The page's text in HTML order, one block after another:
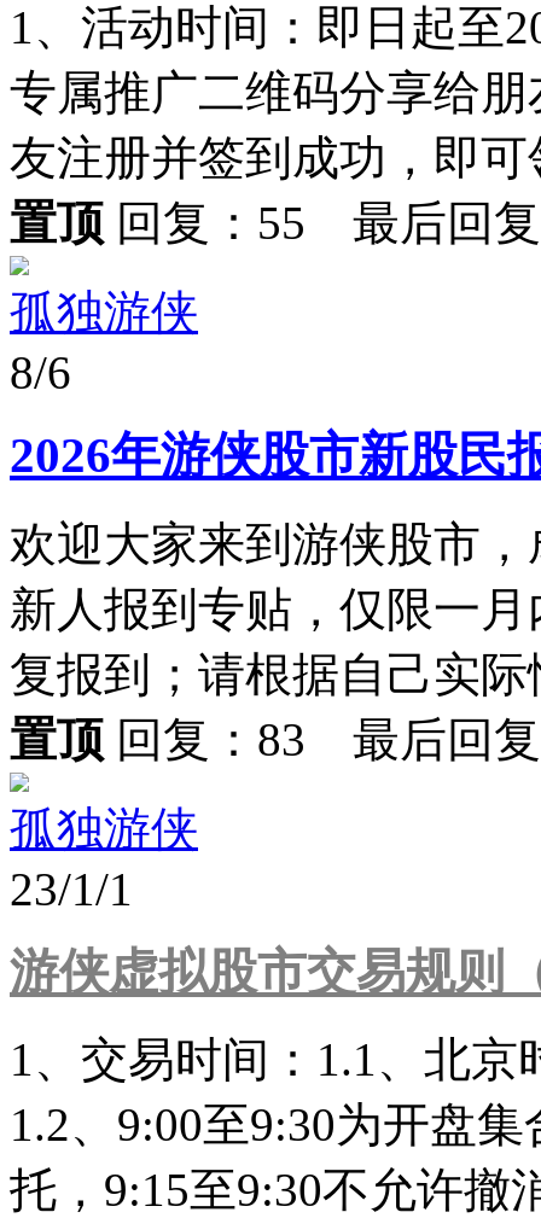
1、活动时间：即日起至
专属推广二维码分享给
友注册并签到成功，即
置顶 回复：55 最后回
孤独游侠
8/6
2026年游侠股市新股民
欢迎大家来到游侠股市
新人报到专贴，仅限一
复报到；请根据自己实
置顶 回复：83 最后回
孤独游侠
23/1/1
游侠虚拟股市交易规则
1、交易时间：1.1、北京
1.2、9:00至9:30为开盘
托，9:15至9:30不允许撤